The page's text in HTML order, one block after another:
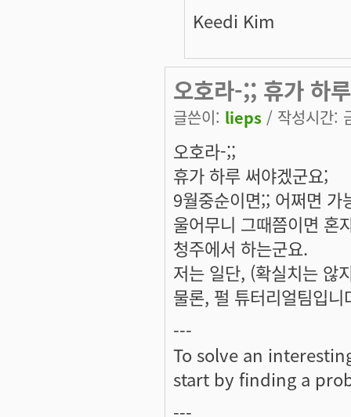
Keedi Kim
오호라-;; 휴가 하루
글쓴이: lieps / 작성시간:
오호라-;;
휴가 하루 써야겠군요;
9월중순이면;; 어쩌면 가
울어무니 그때쯤이면 혼
청주에서 하는군요.
저는 일단, (확실치는 않
물론, 펄 튜터리얼팀입
---
To solve an
start by finding a
---